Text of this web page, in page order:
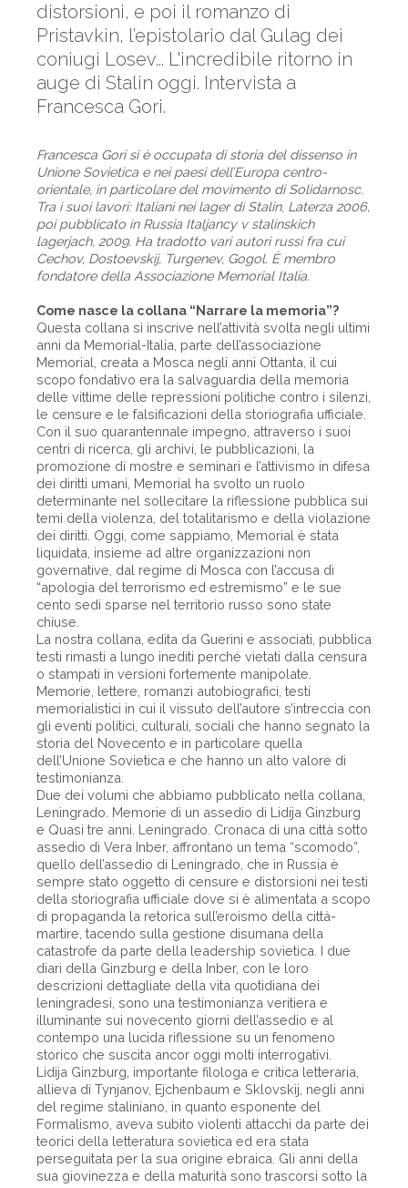
distorsioni, e poi il romanzo di
Pristavkin, l’epistolario dal Gulag dei
coniugi Losev... L'incredibile ritorno in
auge di Stalin oggi. Intervista a
Francesca Gori.
Francesca Gori si è occupata di storia del dissenso in
Unione Sovietica e nei paesi dell’Europa centro-
orientale, in particolare del movimento di Solidarnosc.
Tra i suoi lavori: Italiani nei lager di Stalin, Laterza 2006,
poi pubblicato in Russia Italjancy v stalinskich
lagerjach, 2009. Ha tradotto vari autori russi fra cui
Cechov, Dostoevskij, Turgenev, Gogol. È membro
fondatore della Associazione Memorial Italia.
Come nasce la collana “Narrare la memoria”?
Questa collana si inscrive nell’attività svolta negli ultimi
anni da Memorial-Italia, parte dell’associazione
Memorial, crea­ta a Mosca negli anni Ottanta, il cui
scopo fondativo era la salvaguardia della memoria
delle vittime delle repressioni politiche contro i silenzi,
le censure e le falsificazioni della storiografia ufficiale.
Con il suo quarantennale impegno, attraverso i suoi
centri di ricerca, gli archivi, le pubblicazioni, la
promozione di mostre e seminari e l’attivismo in difesa
dei diritti umani, Memorial ha svolto un ruolo
determinante nel sollecitare la riflessione pubblica sui
temi della violenza, del totalitarismo e della violazione
dei diritti. Oggi, come sappiamo, Memorial è stata
liquidata, insieme ad altre organizzazioni non
governative, dal regime di Mosca con l’accusa di
“apologia del terrorismo ed estremismo” e le sue
cento sedi sparse nel territorio russo sono state
chiuse.
La nostra collana, edita da Guerini e associati, pubblica
testi rimasti a lungo inediti perché vietati dalla censura
o stampati in versioni fortemente manipolate.
Memorie, lettere, romanzi autobiografici, testi
memorialistici in cui il vissuto dell’autore s’intreccia con
gli eventi politici, culturali, sociali che hanno segnato la
storia del Novecento e in particolare quella
dell’Unione Sovietica e che hanno un alto valore di
testimonianza.
Due dei volumi che abbiamo pubblicato nella collana,
Leningrado. Memorie di un assedio di Lidija Ginzburg
e Quasi tre anni. Leningrado. Cronaca di una città sotto
assedio di Vera Inber, affrontano un tema “scomodo”,
quello dell’assedio di Leningrado, che in Russia è
sempre stato oggetto di censure e distorsioni nei testi
della storiografia ufficiale dove si è alimentata a scopo
di propaganda la retorica sull’eroismo della città-
martire, tacendo sulla gestione disumana della
catastrofe da parte della leadership sovietica. I due
diari della Ginzburg e della Inber, con le loro
descrizioni dettagliate della vita quotidiana dei
leningradesi, sono una testimonianza veritiera e
illuminante sui novecento giorni dell’assedio e al
contempo una lucida riflessione su un fenomeno
storico che suscita ancor oggi molti interrogativi.
Lidija Ginzburg, importante filologa e critica letteraria,
allieva di Tynjanov, Ejchenbaum e Sklovskij, negli anni
del regime staliniano, in quanto esponente del
Formalismo, aveva subito violenti attacchi da parte dei
teorici della letteratura sovietica ed era stata
perseguitata per la sua origine ebraica. Gli anni della
sua giovinezza e della maturità sono trascorsi sotto la